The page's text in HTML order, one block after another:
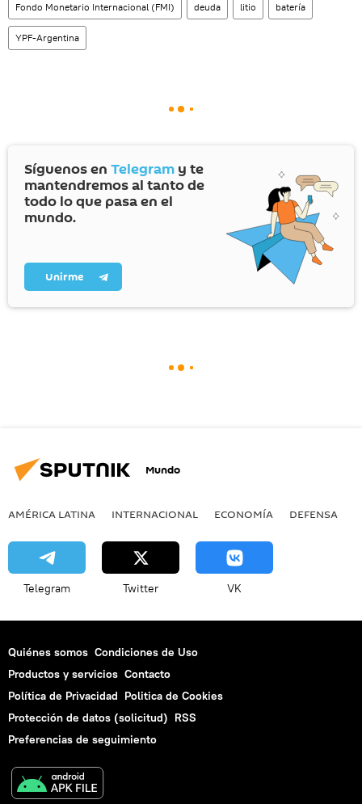
Fondo Monetario Internacional (FMI) deuda litio batería
YPF-Argentina
Síguenos en Telegram y te
mantendremos al tanto de
todo lo que pasa en el
mundo.
Unirme
Mundo
AMÉRICA LATINA INTERNACIONAL ECONOMÍA DEFENSA
Telegram Twitter VK
Quiénes somos Condiciones de Uso
Productos y servicios Contacto
Política de Privacidad Politica de Cookies
Protección de datos (solicitud) RSS
Preferencias de seguimiento